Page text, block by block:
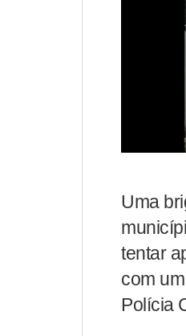
Uma
tentar
com
Polícia